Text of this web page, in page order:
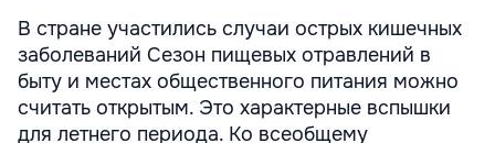
В стране участились случаи острых кишечных
заболеваний Сезон пищевых отравлений в
быту и местах общественного питания можно
считать открытым. Это характерные вспышки
для летнего периода. Ко всеобщему